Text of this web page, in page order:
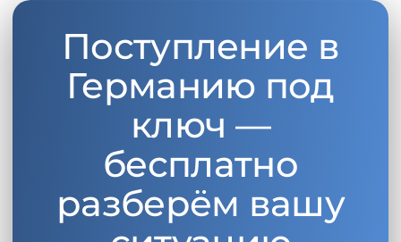
Поступление в
Германию под
ключ —
бесплатно
разберём вашу